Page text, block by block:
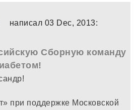
написал 03 Dec, 2013:
Сборную команду
при поддержке Московской